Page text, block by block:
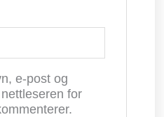
e-post og
for